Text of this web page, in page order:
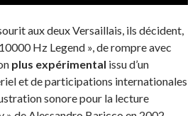
aux deux Versaillais, ils décident,
Hz Legend », de rompre avec
plus expérimental issu d’un
et de participations internationales
sonore pour la lecture